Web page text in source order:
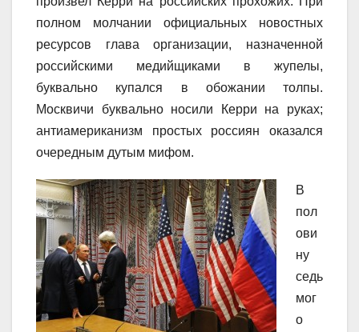
полном молчании официальных новостных
ресурсов глава организации, назначенной
российскими медийщиками в жупелы,
буквально купался в обожании толпы.
Москвичи буквально носили Керри на руках;
антиамериканизм простых россиян оказался
очередным дутым мифом.
В
пол
ови
ну
седь
мог
о